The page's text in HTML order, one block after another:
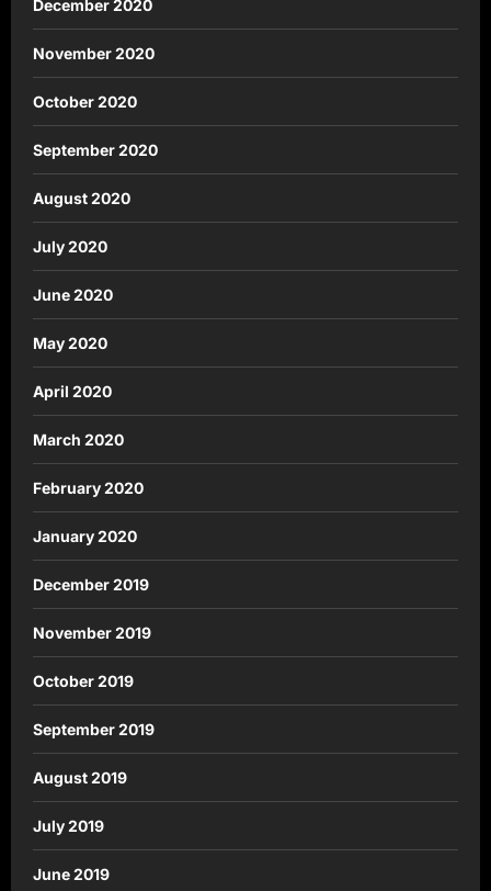
December 2020
November 2020
October 2020
September 2020
August 2020
July 2020
June 2020
May 2020
April 2020
March 2020
February 2020
January 2020
December 2019
November 2019
October 2019
September 2019
August 2019
July 2019
June 2019